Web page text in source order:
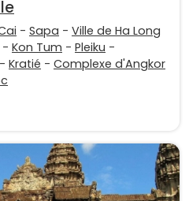
- Sapa - Ville de Ha Long
- Kon Tum - Pleiku -
- Kratié - Complexe d'Angkor